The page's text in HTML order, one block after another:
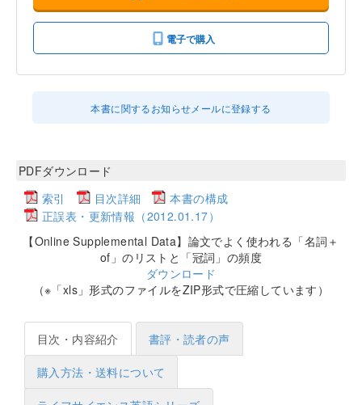
電子で購入
本書に関するお知らせメールに登録する
PDFダウンロード
索引
目次詳細
本書の構成
正誤表・更新情報（2012.01.17）
【Online Supplemental Data】論文でよく使われる「名詞＋
of」のリストと「冠詞」の頻度
ダウンロード
（※「xls」形式のファイルをZIP形式で圧縮しています）
目次・内容紹介 書評・読者の声
購入方法・送料について